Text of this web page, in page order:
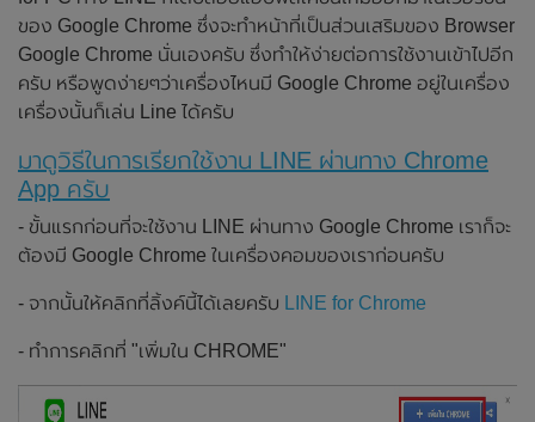
ของ Google Chrome ซึ่งจะทำหน้าที่เป็นส่วนเสริมของ Browser
Google Chrome นั่นเองครับ ซึ่งทำให้ง่ายต่อการใช้งานเข้าไปอีก
ครับ หรือพูดง่ายๆว่าเครื่องไหนมี Google Chrome อยู่ในเครื่อง
เครื่องนั้นก็เล่น Line ได้ครับ
มาดูวิธีในการเรียกใช้งาน LINE ผ่านทาง Chrome
App ครับ
- ขั้นแรกก่อนที่จะใช้งาน LINE ผ่านทาง Google Chrome เราก็จะ
ต้องมี Google Chrome ในเครื่องคอมของเราก่อนครับ
- จากนั้นให้คลิกที่ลิ้งค์นี้ได้เลยครับ LINE for Chrome
- ทำการคลิกที่ "เพิ่มใน CHROME"